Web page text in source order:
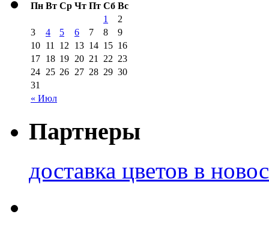
Пн Вт Ср Чт Пт Сб Вс
« Июл
1
2
3
4 5 6 7 8
9
10 11 12 13 14 15 16
17 18 19 20 21 22 23
24 25 26 27 28 29 30
31
Партнеры
доставка цветов в